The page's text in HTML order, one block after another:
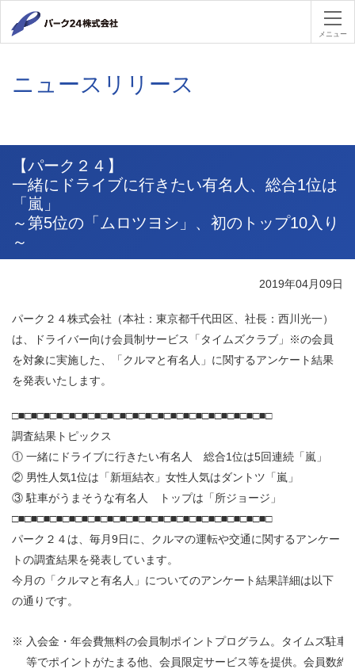
パーク２
メニュー
ニュースリリース
【パーク２４】
一緒にドライブに行きたい有名人、総合1位は
「嵐」
～第5位の「ムロツヨシ」、初のトップ10入り
～
2019年04月09日
パーク２４株式会社（本社：東京都千代田区、社長：西川光一）
は、ドライバー向け会員制サービス「タイムズクラブ」※の会員
を対象に実施した、「クルマと有名人」に関するアンケート結果
を発表いたします。
□■□■□■□■□■□■□■□■□■□■□■□■□■□■□■□■□■□■□■□■□
調査結果トピックス
① 一緒にドライブに行きたい有名人 総合1位は5回連続「嵐」
② 男性人気1位は「新垣結衣」女性人気はダントツ「嵐」
③ 駐車がうまそうな有名人 トップは「所ジョージ」
□■□■□■□■□■□■□■□■□■□■□■□■□■□■□■□■□■□■□■□■□
パーク２４は、毎月9日に、クルマの運転や交通に関するアンケー
トの調査結果を発表しています。
今月の「クルマと有名人」についてのアンケート結果詳細は以下
の通りです。
※ 入会金・年会費無料の会員制ポイントプログラム。タイムズ駐車
等でポイントがたまる他、会員限定サービス等を提供。会員数約